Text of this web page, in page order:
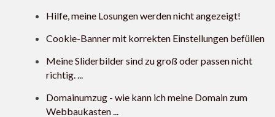
Hilfe, meine Losungen werden nicht angezeigt!
Cookie-Banner mit korrekten Einstellungen befüllen
Meine Sliderbilder sind zu groß oder passen nicht
richtig. ...
Domainumzug - wie kann ich meine Domain zum
Webbaukasten ...